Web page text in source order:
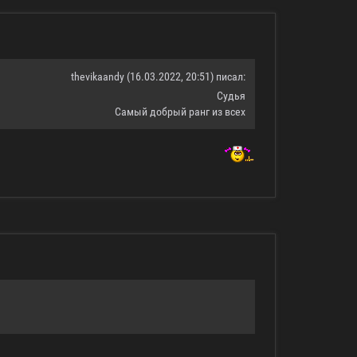
thevikaandy (16.03.2022, 20:51) писал:
Судья
Самый добрый ранг из всех